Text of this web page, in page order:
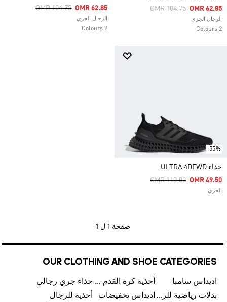
Price Reduced From
OMR 104.75ToOMR 62.85
الرجال الجري
2 Colours
Price Reduced From
OMR 104.75ToOMR 62.85
الرجال الجري
2 Colours
-55%
حذاء ULTRA 4DFWD
Price Reduced From
OMR 110.00ToOMR 49.50
الجري
صفحة 1 ل 1
OUR CLOTHING AND SHOE CATEGORIES
اديداس سامبا أحذية كرة القدم للرجال حذاء جري رجالي
بدلات رياضية للرجال اديداس تخفيضات
أحذية للرجال